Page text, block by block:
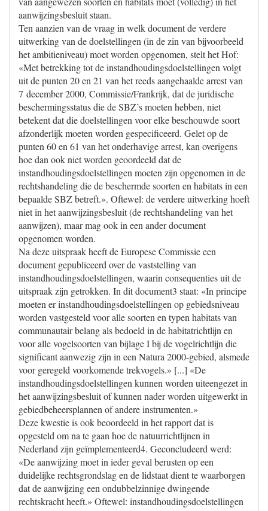
aanwijzingsbesluit staan.
Ten aanzien van de vraag in welk document de verdere
uitwerking van de doelstellingen (in de zin van bijvoorbeeld
het ambitieniveau) moet worden opgenomen, stelt het Hof:
«Met betrekking tot de instandhoudingsdoelstellingen volgt
uit de punten 20 en 21 van het reeds aangehaalde arrest van
7 december 2000, Commissie/Frankrijk, dat de juridische
beschermingsstatus die de SBZ’s moeten hebben, niet
betekent dat die doelstellingen voor elke beschouwde soort
afzonderlijk moeten worden gespecificeerd. Gelet op de
punten 60 en 61 van het onderhavige arrest, kan overigens
hoe dan ook niet worden geoordeeld dat de
instandhoudingsdoelstellingen moeten zijn opgenomen in de
rechtshandeling die de beschermde soorten en habitats in een
bepaalde SBZ betreft.». Oftewel: de verdere uitwerking hoeft
niet in het aanwijzingsbesluit (de rechtshandeling van het
aanwijzen), maar mag ook in een ander document
opgenomen worden.
Na deze uitspraak heeft de Europese Commissie een
document gepubliceerd over de vaststelling van
instandhoudingsdoelstellingen, waarin consequenties uit de
uitspraak zijn getrokken. In dit document3 staat: «In principe
moeten er instandhoudingsdoelstellingen op gebiedsniveau
worden vastgesteld voor alle soorten en typen habitats van
communautair belang als bedoeld in de habitatrichtlijn en
voor alle vogelsoorten van bijlage I bij de vogelrichtlijn die
significant aanwezig zijn in een Natura 2000-gebied, alsmede
voor geregeld voorkomende trekvogels.» [...] «De
instandhoudingsdoelstellingen kunnen worden uiteengezet in
het aanwijzingsbesluit of kunnen nader worden uitgewerkt in
gebiedbeheersplannen of andere instrumenten.»
Deze kwestie is ook beoordeeld in het rapport dat is
opgesteld om na te gaan hoe de natuurrichtlijnen in
Nederland zijn geïmplementeerd4. Geconcludeerd werd:
«De aanwijzing moet in ieder geval berusten op een
duidelijke rechtsgrondslag en de lidstaat dient te waarborgen
dat de aanwijzing een ondubbelzinnige dwingende
rechtskracht heeft.» Oftewel: instandhoudingsdoelstellingen